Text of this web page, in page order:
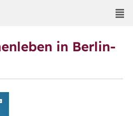
in Berlin-